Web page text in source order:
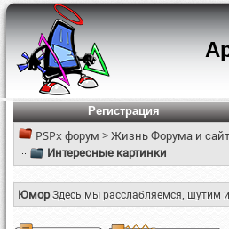
Регистрация
PSPx форум >Жизнь Форума и
Интересные картинки
ЮморЗдесь мы расслабляемся, шутим